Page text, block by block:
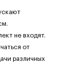
не входят.
от
различных